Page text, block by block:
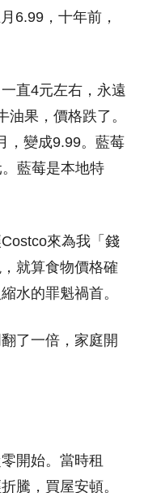
6.99，十年前，
直4元左右，永遠
果，價格跌了。
，變成9.99。藍莓
藍莓是本地特
來為我「錢
就算食物價格確
水的罪魁禍首。
了一倍，家庭開
開始。當時租
騰，買屋安頓。